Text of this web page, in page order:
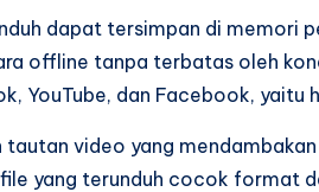
dapat tersimpan di memori
offline tanpa terbatas oleh
YouTube, dan Facebook,
tautan video yang
file yang terunduh cocok format